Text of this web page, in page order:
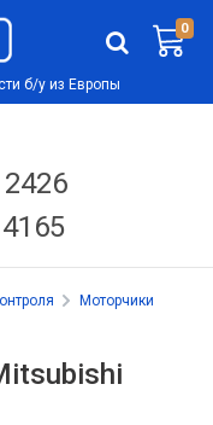
0
б/у из Европы
Моторчики